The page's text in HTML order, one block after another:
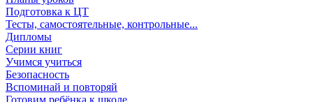
Подготовка к ЦТ
Тесты, самостоятельные, контрольные...
Дипломы
Серии книг
Учимся учиться
Безопасность
Вспоминай и повторяй
Готовим ребёнка к школе